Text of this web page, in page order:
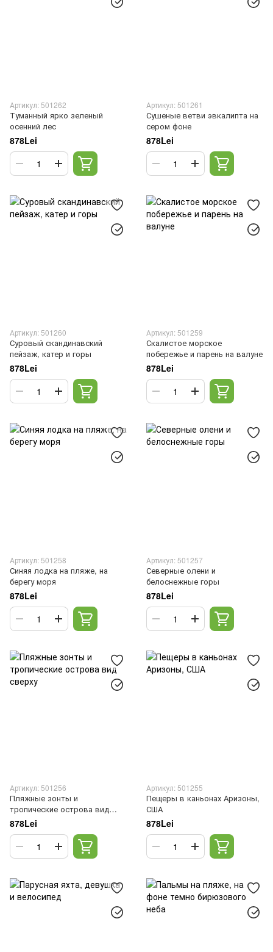
Артикул: 501262
Туманный ярко зеленый
осенний лес
878Lei
Артикул: 501261
Сушеные ветви эвкалипта на
сером фоне
878Lei
Артикул: 501260
Суровый скандинавский
пейзаж, катер и горы
878Lei
Артикул: 501259
Скалистое морское
побережье и парень на валуне
878Lei
Артикул: 501258
Синяя лодка на пляже, на
берегу моря
878Lei
Артикул: 501257
Северные олени и
белоснежные горы
878Lei
Артикул: 501256
Пляжные зонты и
тропические острова вид
сверху
878Lei
Артикул: 501255
Пещеры в каньонах Аризоны,
США
878Lei